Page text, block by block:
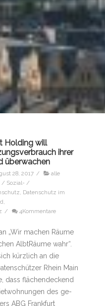
Holding will
ihrer
überwachen
28, 2017 /
alle
/ Sozial- /
, Datenschutz im
,
/ 4Kommentare
„Wir machen Räume
AlbtRäume wahr“.
kürzlich an die
Rhein Main
dass flächendeckend
des ge­
ABG Frankfurt